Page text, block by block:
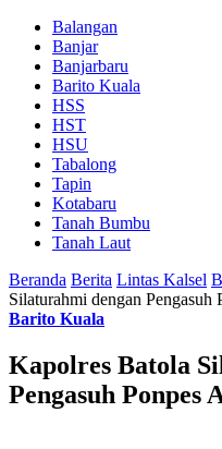
Balangan
Banjar
Banjarbaru
Barito Kuala
HSS
HST
HSU
Tabalong
Tapin
Kotabaru
Tanah Bumbu
Tanah Laut
Beranda Berita Lintas Kalsel
Silaturahmi dengan
Barito Kuala
Kapolres Batola
Pengasuh Ponpes